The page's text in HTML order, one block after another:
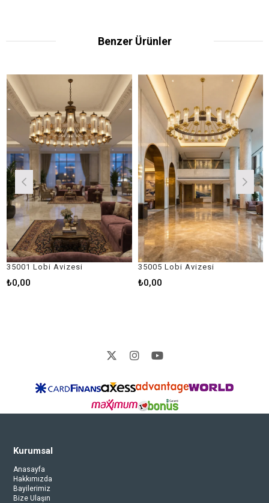
Benzer Ürünler
Lobi Avizesi 35005 Lobi Avizesi
Kurumsal
Anasayfa
Hakkımızda
Bayilerimiz
Bize Ulaşın